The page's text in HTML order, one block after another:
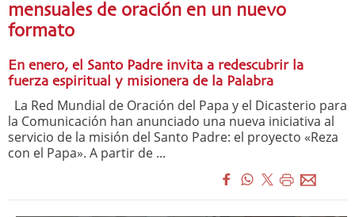
mensuales de oración en un nuevo
formato
En enero, el Santo Padre invita a redescubrir la
fuerza espiritual y misionera de la Palabra
La Red Mundial de Oración del Papa y el Dicasterio para
la Comunicación han anunciado una nueva iniciativa al
servicio de la misión del Santo Padre: el proyecto «Reza
con el Papa». A partir de ...